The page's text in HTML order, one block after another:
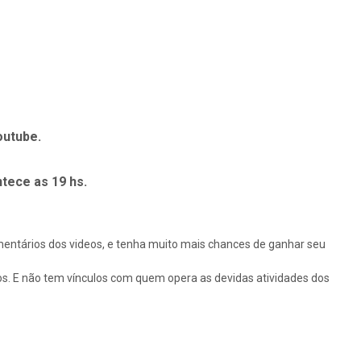
as 19 hs.
dos videos, e tenha muito mais chances de ganhar seu
E não tem vínculos com quem opera as devidas atividades dos